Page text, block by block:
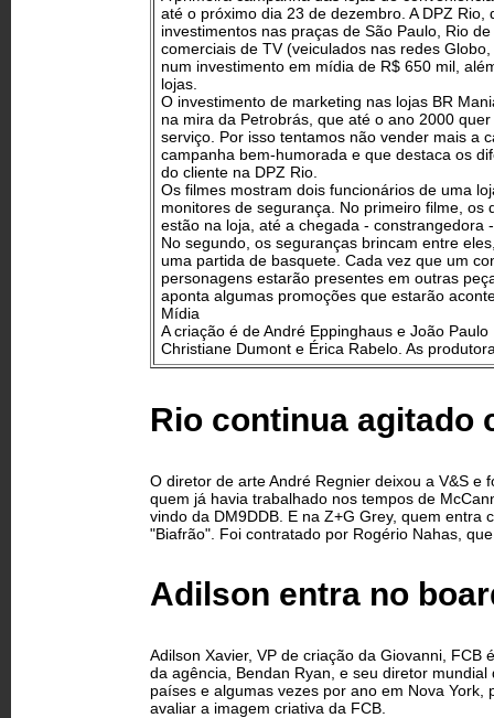
até o próximo dia 23 de dezembro. A DPZ
investimentos nas praças de São Paulo, Rio
comerciais de TV (veiculados nas redes
num investimento em mídia de R$ 650 mil,
lojas.
O investimento de marketing nas lojas BR
na mira da Petrobrás, que até o ano 2000
serviço. Por isso tentamos não vender mais a
campanha bem-humorada e que destaca os
do cliente na DPZ Rio.
Os filmes mostram dois funcionários de uma
monitores de segurança. No primeiro filme,
estão na loja, até a chegada - constrangedora
No segundo, os seguranças brincam entre
uma partida de basquete. Cada vez que um
personagens estarão presentes em outras
aponta algumas promoções que estarão
Mídia
A criação é de André Eppinghaus e João
Christiane Dumont e Érica Rabelo. As
Rio continua agitado
O diretor de arte André Regnier deixou a V&S e
quem já havia trabalhado nos tempos de
vindo da DM9DDB. E na Z+G Grey, quem entra
"Biafrão". Foi contratado por Rogério Nahas,
Adilson entra no
Adilson Xavier, VP de criação da Giovanni,
da agência, Bendan Ryan, e seu diretor
países e algumas vezes por ano em Nova
avaliar a imagem criativa da FCB.